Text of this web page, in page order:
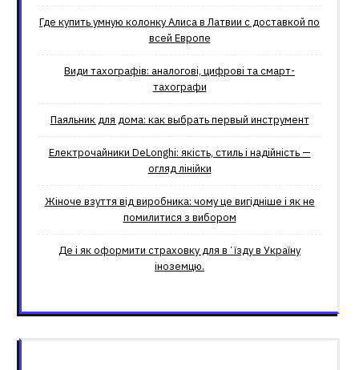
Где купить умную колонку Алиса в Латвии с доставкой по
всей Европе
Види тахографів: аналогові, цифрові та смарт-
тахографи
Паяльник для дома: как выбрать первый инструмент
Електрочайники DeLonghi: якість, стиль і надійність —
огляд лінійки
Жіноче взуття від виробника: чому це вигідніше і як не
помилитися з вибором
Де і як оформити страховку для вʼїзду в Україну
іноземцю.